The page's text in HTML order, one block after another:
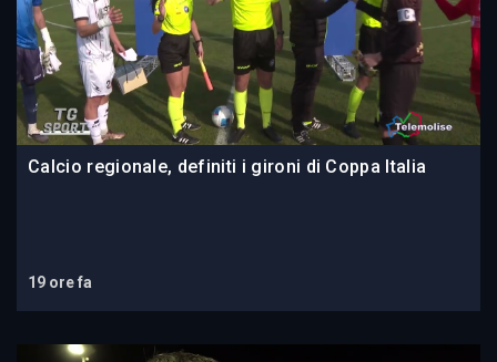
Calcio regionale, definiti i gironi di Coppa Italia
19 ore fa